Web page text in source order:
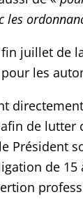
les
juillet de
les
de lutter
Président
de 15